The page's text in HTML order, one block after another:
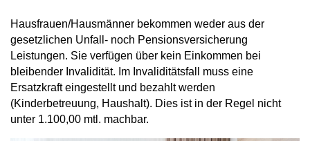
Hausfrauen/Hausmänner bekommen weder aus der
gesetzlichen Unfall- noch Pensionsversicherung
Leistungen. Sie verfügen über kein Einkommen bei
bleibender Invalidität. Im Invaliditätsfall muss eine
Ersatzkraft eingestellt und bezahlt werden
(Kinderbetreuung, Haushalt). Dies ist in der Regel nicht
unter 1.100,00 mtl. machbar.